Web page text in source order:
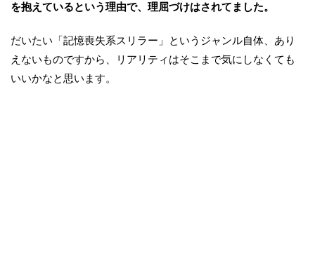
を抱えているという理由で、理屈づけはされてました。
だいたい「記憶喪失系スリラー」というジャンル自体、あり
えないものですから、リアリティはそこまで気にしなくても
いいかなと思います。